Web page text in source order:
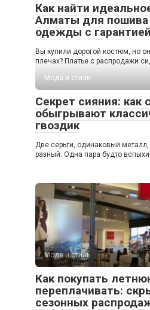
Как найти
Алматы для пошива
одежды с
Вы купили дорогой костюм, но
плечах? Платье с распродажи
Мода и стиль
Секрет сияния: как
обыгрывают
гвоздик
Две серьги, одинаковый
разный. Одна пара будто
Мода и стиль
Как покупать
переплачивать:
сезонных